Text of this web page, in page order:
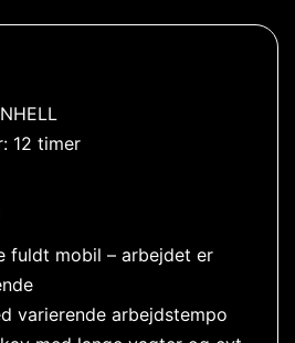
12 timer
fuldt mobil – arbejdet er
varierende arbejdstempo